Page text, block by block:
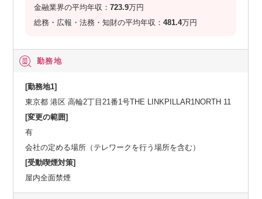
金融業界の平均年収：723.9万円
総務・広報・法務・知財の平均年収：481.4万円
勤務地
[勤務地1]
東京都 港区 高輪2丁目21番1号THE LINKPILLAR1NORTH 11
[変更の範囲]
有
会社の定める場所（テレワークを行う場所を含む）
[受動喫煙対策]
屋内全面禁煙